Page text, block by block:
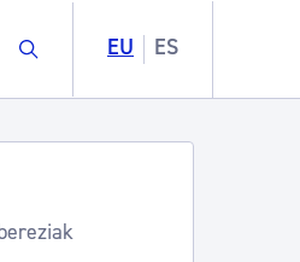
Buscar EU ES
San Telmo,